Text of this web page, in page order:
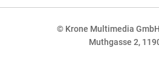
© Krone Multimedia
Muthgasse 2,